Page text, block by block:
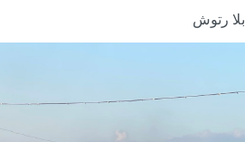
بلا رتوش